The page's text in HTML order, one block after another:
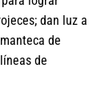
dan luz a
de
de